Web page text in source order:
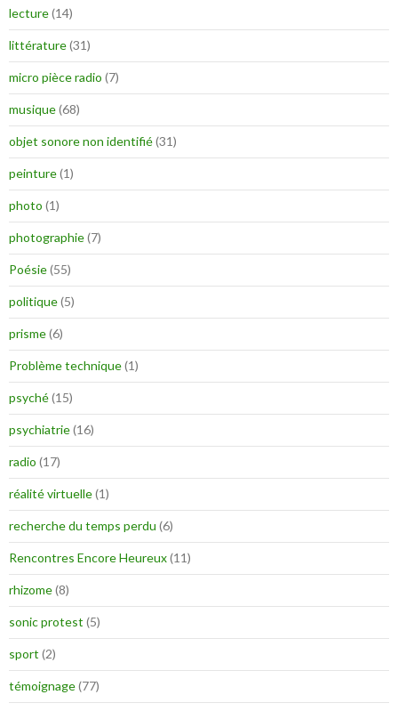
lecture(14)
littérature(31)
micro pièce radio (7)
musique(68)
objet sonore non identifié(31)
peinture(1)
photo (1)
photographie(7)
Poésie(55)
politique(5)
prisme(6)
Problème technique(1)
psyché(15)
psychiatrie(16)
radio (17)
réalité virtuelle(1)
recherche du temps perdu (6)
Rencontres Encore Heureux(11)
rhizome(8)
sonic protest (5)
sport (2)
témoignage(77)